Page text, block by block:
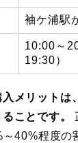
袖ケ浦駅
10:00～
19:30）
メリットは
ことです。
40%程度の